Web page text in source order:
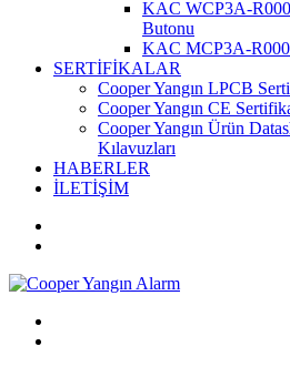
KAC WCP3A-
Butonu
KAC MCP3A-
SERTİFİKALAR
Cooper Yangın LPCB
Cooper Yangın CE
Cooper Yangın Ürün
Kılavuzları
HABERLER
İLETİŞİM